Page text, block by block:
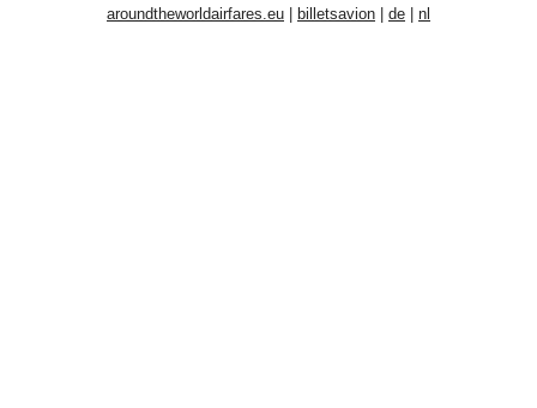
aroundtheworldairfares.eu
billetsavion de nl